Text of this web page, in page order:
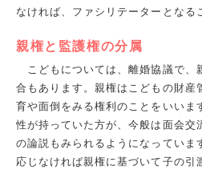
なければ、ファシリテーターとなる
親権と監護権の分属
こどもについては、離婚協議で、
合もあります。親権はこどもの財産
育や面倒をみる権利のことをいいま
性が持っていた方が、今般は面会交
の論説もみられるようになっていま
応じなければ親権に基づいて子の引